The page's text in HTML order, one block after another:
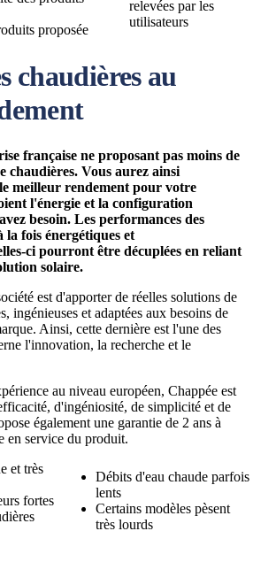
proposée
relevées par les
utilisateurs
chaudières au
française ne proposant pas moins de
chaudières. Vous aurez ainsi
meilleur rendement pour votre
l'énergie et la configuration
besoin. Les performances des
fois énergétiques et
ci pourront être décuplées en reliant
solaire.
est d'apporter de réelles solutions de
ingénieuses et adaptées aux besoins de
Ainsi, cette dernière est l'une des
l'innovation, la recherche et le
au niveau européen, Chappée est
d'ingéniosité, de simplicité et de
également une garantie de 2 ans à
en service du produit.
et très
fortes
Débits d'eau chaude parfois
lents
Certains modèles pèsent
très lourds